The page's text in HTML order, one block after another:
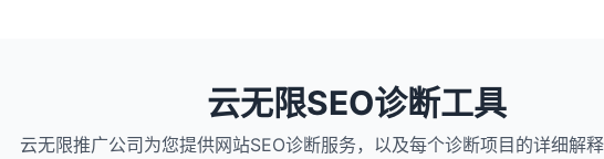
云无限SEO诊断工具
云无限推广公司为您提供网站SEO诊断服务，以及每个诊断项目的详细解